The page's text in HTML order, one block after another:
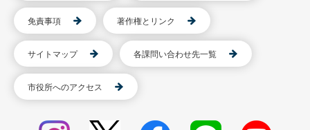
免責事項 著作権とリンク
サイトマップ 各課問い合わせ先一覧
市役所へのアクセス